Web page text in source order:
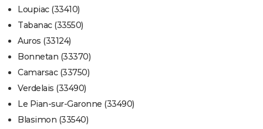
Loupiac (33410)
Tabanac (33550)
Auros (33124)
Bonnetan (33370)
Camarsac (33750)
Verdelais (33490)
Le Pian-sur-Garonne (33490)
Blasimon (33540)